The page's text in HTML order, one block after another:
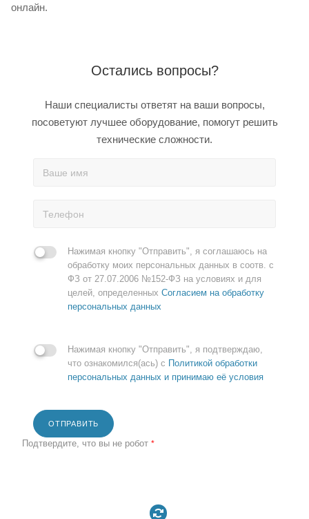
онлайн.
Остались вопросы?
Наши специалисты ответят на ваши вопросы,
посоветуют лучшее оборудование, помогут решить
технические сложности.
Нажимая кнопку "Отправить", я соглашаюсь на
обработку моих персональных данных в соотв. с
ФЗ от 27.07.2006 №152-ФЗ на условиях и для
целей, определенных Согласием на обработку
персональных данных
Нажимая кнопку "Отправить", я подтверждаю,
что ознакомился(ась) с Политикой обработки
персональных данных и принимаю её условия
ОТПРАВИТЬ
Подтвердите, что вы не робот *